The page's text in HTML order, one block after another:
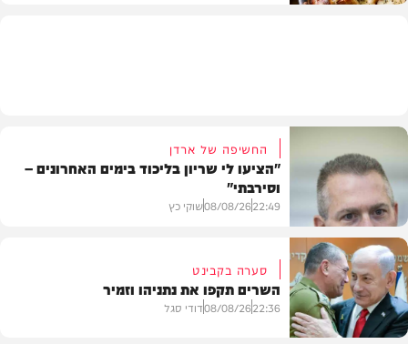
חדשות
החשיפה של ארדן
"הציעו לי שריון בליכוד בימים האחרונים –
וסירבתי"
22:49
08/08/26שוקי כץ
סערה בקבינט
השרים תקפו את נתניהו וזמיר
22:36
08/08/26דודי סגל